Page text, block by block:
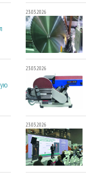
23.03.2026
23.03.2026
23.03.2026